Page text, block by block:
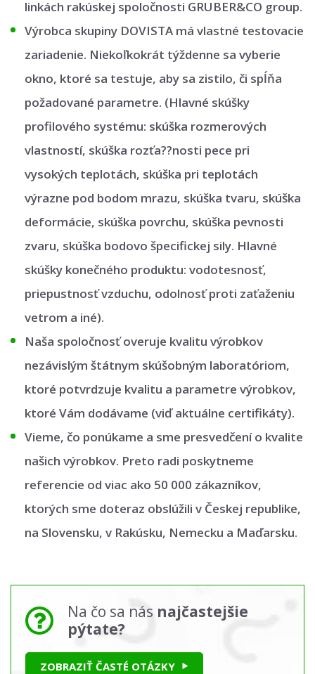
linkách rakúskej spoločnosti GRUBER&CO group.
Výrobca skupiny DOVISTA má vlastné testovacie
zariadenie. Niekoľkokrát týždenne sa vyberie
okno, ktoré sa testuje, aby sa zistilo, či spĺňa
požadované parametre. (Hlavné skúšky
profilového systému: skúška rozmerových
vlastností, skúška rozťa??nosti pece pri
vysokých teplotách, skúška pri teplotách
výrazne pod bodom mrazu, skúška tvaru, skúška
deformácie, skúška povrchu, skúška pevnosti
zvaru, skúška bodovo špecifickej sily. Hlavné
skúšky konečného produktu: vodotesnosť,
priepustnosť vzduchu, odolnosť proti zaťaženiu
vetrom a iné).
Naša spoločnosť overuje kvalitu výrobkov
nezávislým štátnym skúšobným laboratóriom,
ktoré potvrdzuje kvalitu a parametre výrobkov,
ktoré Vám dodávame (viď aktuálne certifikáty).
Vieme, čo ponúkame a sme presvedčení o kvalite
našich výrobkov. Preto radi poskytneme
referencie od viac ako 50 000 zákazníkov,
ktorých sme doteraz obslúžili v Českej republike,
na Slovensku, v Rakúsku, Nemecku a Maďarsku.
Na čo sa nás najčastejšie
pýtate?
ZOBRAZIŤ ČASTÉ OTÁZKY